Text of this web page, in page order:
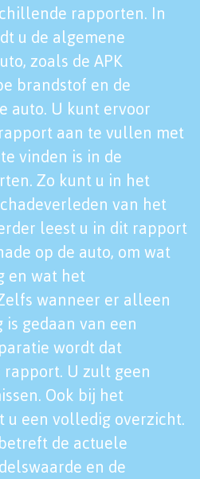
rapporten. In
u de algemene
zoals de APK
brandstof en de
auto. U kunt ervoor
aan te vullen met
vinden is in de
Zo kunt u in het
van het
leest u in dit rapport
op de auto, om wat
en wat het
wanneer er alleen
gedaan van een
wordt dat
rapport. U zult geen
Ook bij het
een volledig overzicht.
de actuele
en de